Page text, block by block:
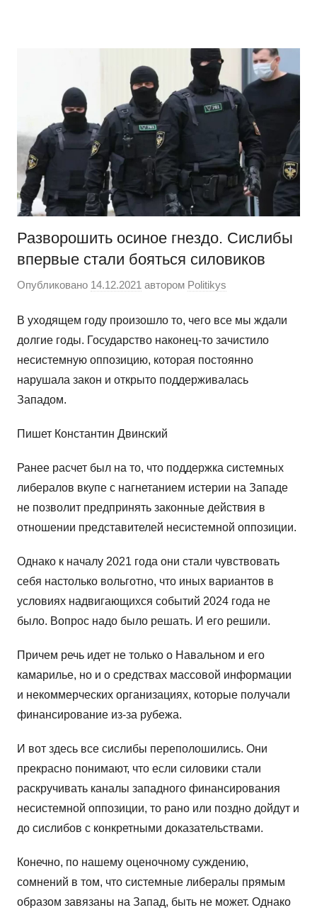
Разворошить осиное гнездо. Сислибы
впервые стали бояться силовиков
Опубликовано 14.12.2021 автором Politikys
В уходящем году произошло то, чего все мы ждали
долгие годы. Государство наконец-то зачистило
несистемную оппозицию, которая постоянно
нарушала закон и открыто поддерживалась
Западом.
Пишет Константин Двинский
Ранее расчет был на то, что поддержка системных
либералов вкупе с нагнетанием истерии на Западе
не позволит предпринять законные действия в
отношении представителей несистемной оппозиции.
Однако к началу 2021 года они стали чувствовать
себя настолько вольготно, что иных вариантов в
условиях надвигающихся событий 2024 года не
было. Вопрос надо было решать. И его решили.
Причем речь идет не только о Навальном и его
камарилье, но и о средствах массовой информации
и некоммерческих организациях, которые получали
финансирование из-за рубежа.
И вот здесь все сислибы переполошились. Они
прекрасно понимают, что если силовики стали
раскручивать каналы западного финансирования
несистемной оппозиции, то рано или поздно дойдут и
до сислибов с конкретными доказательствами.
Конечно, по нашему оценочному суждению,
сомнений в том, что системные либералы прямым
образом завязаны на Запад, быть не может. Однако